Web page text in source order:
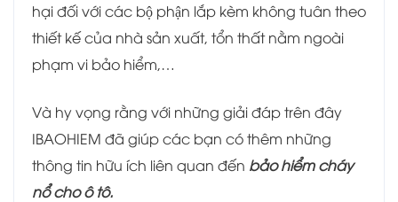
hại đối với các bộ phận lắp kèm không tuân theo
thiết kế của nhà sản xuất, tổn thất nằm ngoài
phạm vi bảo hiểm,…
Và hy vọng rằng với những giải đáp trên đây
IBAOHIEM đã giúp các bạn có thêm những
thông tin hữu ích liên quan đến bảo hiểm cháy
nổ cho ô tô.